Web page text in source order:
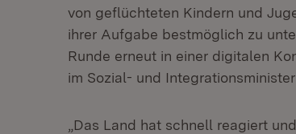
von geflüchteten Kindern und
ihrer Aufgabe bestmöglich zu
Runde erneut in einer digitalen
im Sozial- und
„Das Land hat schnell reagiert